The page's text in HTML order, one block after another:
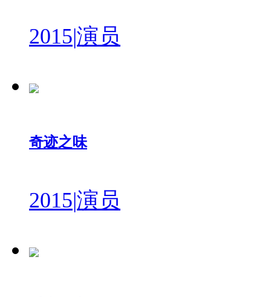
2015|演员
奇迹之味
2015|演员